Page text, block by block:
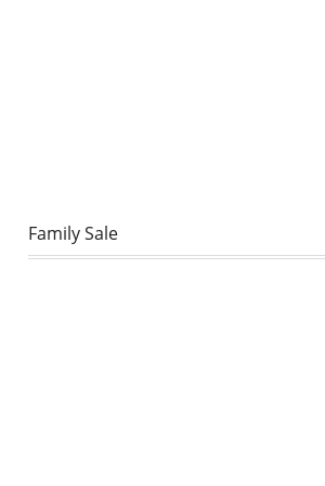
Family Sale